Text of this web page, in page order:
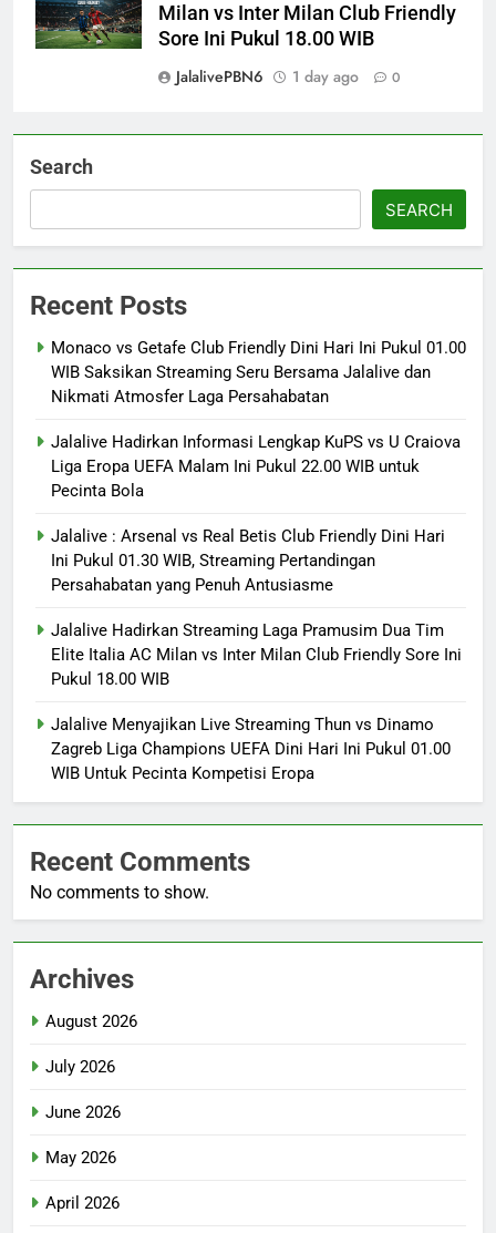
Milan vs Inter Milan Club Friendly
Sore Ini Pukul 18.00 WIB
JalalivePBN6
1 day ago 0
Search
SEARCH
Recent Posts
Monaco vs Getafe Club Friendly Dini Hari Ini Pukul 01.00
WIB Saksikan Streaming Seru Bersama Jalalive dan
Nikmati Atmosfer Laga Persahabatan
Jalalive Hadirkan Informasi Lengkap KuPS vs U Craiova
Liga Eropa UEFA Malam Ini Pukul 22.00 WIB untuk
Pecinta Bola
Jalalive : Arsenal vs Real Betis Club Friendly Dini Hari
Ini Pukul 01.30 WIB, Streaming Pertandingan
Persahabatan yang Penuh Antusiasme
Jalalive Hadirkan Streaming Laga Pramusim Dua Tim
Elite Italia AC Milan vs Inter Milan Club Friendly Sore Ini
Pukul 18.00 WIB
Jalalive Menyajikan Live Streaming Thun vs Dinamo
Zagreb Liga Champions UEFA Dini Hari Ini Pukul 01.00
WIB Untuk Pecinta Kompetisi Eropa
Recent Comments
No comments to show.
Archives
August 2026
July 2026
June 2026
May 2026
April 2026